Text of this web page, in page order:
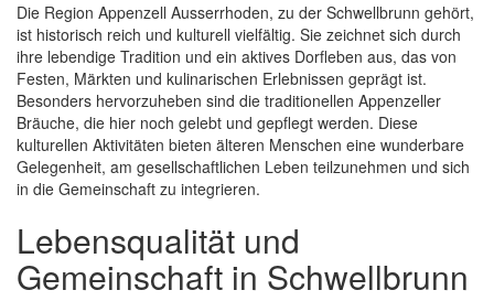
Die Region Appenzell Ausserrhoden, zu der Schwellbrunn gehört,
ist historisch reich und kulturell vielfältig. Sie zeichnet sich durch
ihre lebendige Tradition und ein aktives Dorfleben aus, das von
Festen, Märkten und kulinarischen Erlebnissen geprägt ist.
Besonders hervorzuheben sind die traditionellen Appenzeller
Bräuche, die hier noch gelebt und gepflegt werden. Diese
kulturellen Aktivitäten bieten älteren Menschen eine wunderbare
Gelegenheit, am gesellschaftlichen Leben teilzunehmen und sich
in die Gemeinschaft zu integrieren.
Lebensqualität und
Gemeinschaft in Schwellbrunn